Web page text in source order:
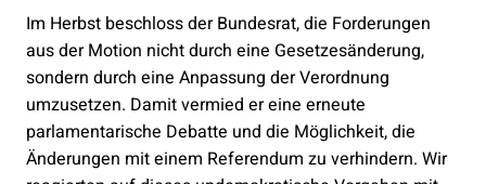
Im Herbst beschloss der Bundesrat, die Forderungen
aus der Motion nicht durch eine Gesetzesänderung,
sondern durch eine Anpassung der Verordnung
umzusetzen. Damit vermied er eine erneute
parlamentarische Debatte und die Möglichkeit, die
Änderungen mit einem Referendum zu verhindern. Wir